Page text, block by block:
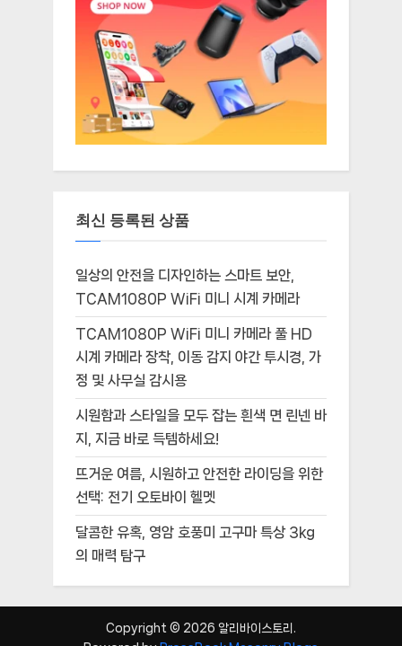
최신 등록된 상품
일상의 안전을 디자인하는 스마트 보안,
TCAM1080P WiFi 미니 시계 카메라
TCAM1080P WiFi 미니 카메라 풀 HD
시계 카메라 장착, 이동 감지 야간 투시경, 가
정 및 사무실 감시용
시원함과 스타일을 모두 잡는 흰색 면 린넨 바
지, 지금 바로 득템하세요!
뜨거운 여름, 시원하고 안전한 라이딩을 위한
선택: 전기 오토바이 헬멧
달콤한 유혹, 영암 호풍미 고구마 특상 3kg
의 매력 탐구
Copyright © 2026 알리바이스토리.